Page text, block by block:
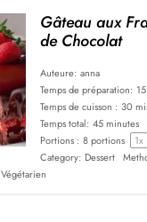
Gâteau aux
de Chocolat
Auteure: anna
Temps de préparation:
Temps de cuisson : 30
Temps total: 45 minutes
Portions : 8portions 1x
Category: Dessert
Végétarien